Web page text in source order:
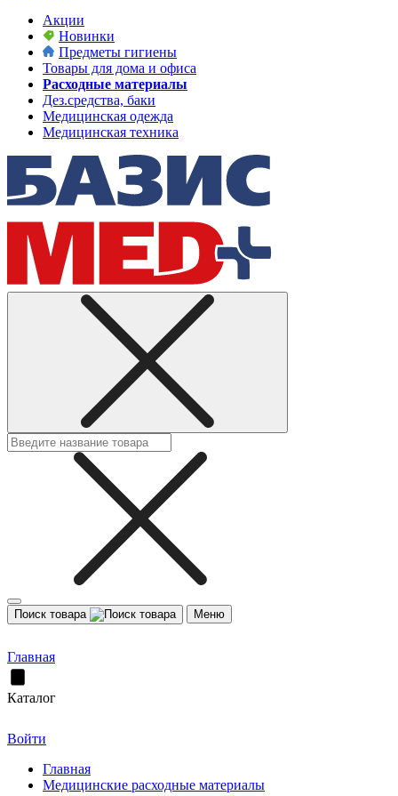
Акции
Новинки
Предметы гигиены
Товары для дома и офиса
Расходные материалы
Дез.средства, баки
Медицинская одежда
Медицинская техника
Поиск товара Меню
Главная
Каталог
Войти
Главная
Медицинские расходные материалы